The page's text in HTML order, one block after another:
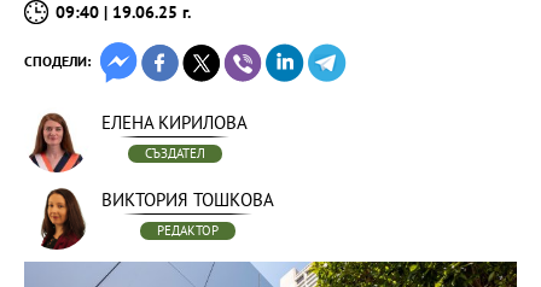
09:40 | 19.06.25 г.
СПОДЕЛИ:
ЕЛЕНА КИРИЛОВА
СЪЗДАТЕЛ
ВИКТОРИЯ ТОШКОВА
РЕДАКТОР